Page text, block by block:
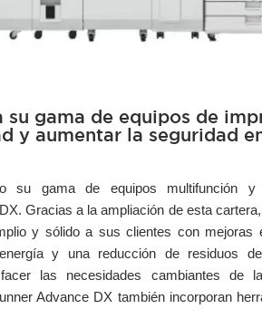
su gama de equipos de
y aumentar la seguridad
su gama de equipos multifunción y
Gracias a la ampliación de esta
y sólido a sus clientes con mejoras
y una reducción de residuos
las necesidades cambiantes de
Advance DX también incorporan